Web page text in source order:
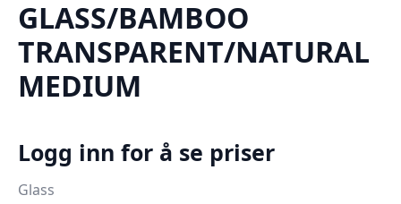
GLASS/BAMBOO
TRANSPARENT/NATURAL
MEDIUM
Logg inn for å se priser
Glass